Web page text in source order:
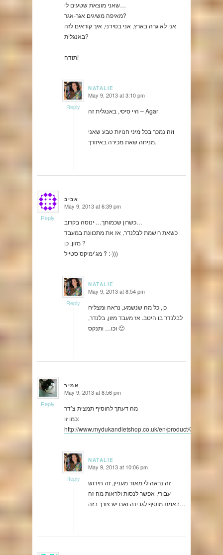
שאני מוצאת שטעים לי…
מאיפה משיגים אגר-אגר?
אני לא גרה בארץ, אני בסידני, איך קוראים לזה
באנגלית?
תודה!
NATALIE
says: May 9, 2013 at 3:10 pm
היי סיסי, באנגלית זה – Agar
וזה נמכר בכל מיני חנויות טבע שאני
מניחה שאת מכירה באיזורך.
Reply
אביב
says: May 9, 2013 at 6:39 pm
כשרון שכמותך… ינוסה בקרוב…
כשאת רושמת לבלנדר, אז את מתכוונת במעבד
מזון, כן ?
מג’ימיקס סטייל ? :-)))
Reply
NATALIE
says: May 9, 2013 at 8:54 pm
כן, כל מה שנשמע, נראה ומצליח
לבלנדר בו היטב. אז מעבד מזון, בלנדר,
וכו… ותנקס 🙂
Reply
אמיר
says: May 9, 2013 at 8:56 pm
מה דעתך להוסיף תמצית צ’דר
כמו זו:
http://www.mydukandietshop.co.uk/en/product/
Reply
NATALIE
says: May 9, 2013 at 10:06 pm
זה נראה לי מאוד מעניין, זה חידוש
עבורי, אפשר לנסות ולראות מה זה
באמת מוסיף לגבינה ואם יש צורך בזה…
Reply